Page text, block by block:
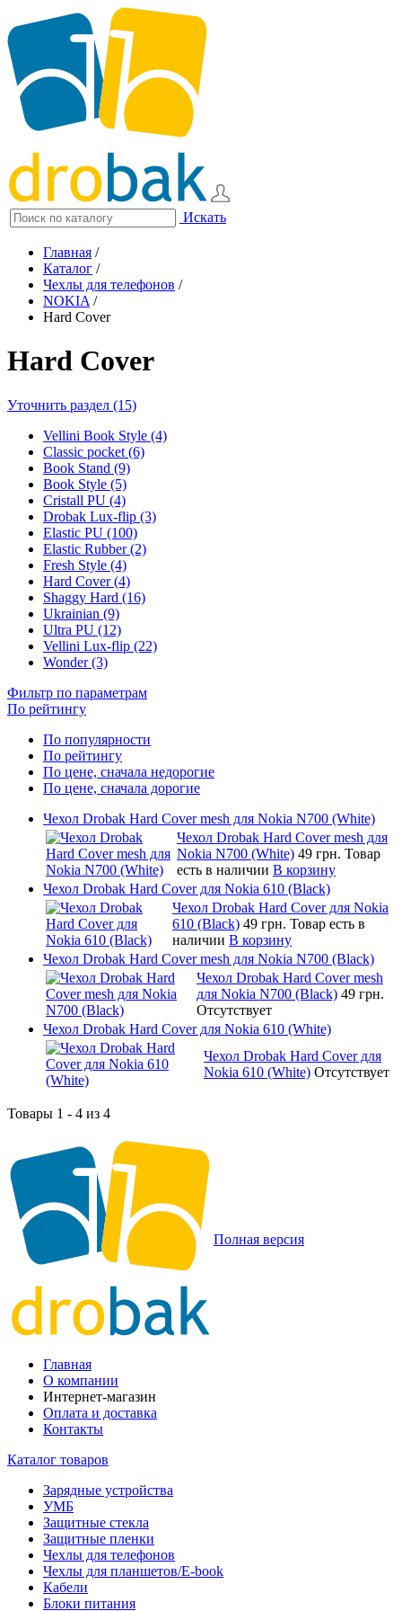
Искать
Главная /
Каталог /
Чехлы для телефонов /
NOKIA /
Hard Cover
Hard Cover
Уточнить раздел (15)
Vellini Book Style (4)
Classic pocket (6)
Book Stand (9)
Book Style (5)
Cristall PU (4)
Drobak Lux-flip (3)
Elastic PU (100)
Elastic Rubber (2)
Fresh Style (4)
Hard Cover (4)
Shaggy Hard (16)
Ukrainian (9)
Ultra PU (12)
Vellini Lux-flip (22)
Wonder (3)
Фильтр по параметрам
По рейтингу
По популярности
По рейтингу
По цене, сначала недорогие
По цене, сначала дорогие
Чехол Drobak Hard Cover mesh для Nokia N700 (White)
Чехол Drobak Hard Cover mesh для
Nokia N700 (White) 49 грн. Товар
есть в наличии В корзину
Чехол Drobak Hard Cover для Nokia 610 (Black)
Чехол Drobak Hard Cover для Nokia
610 (Black) 49 грн. Товар есть в
наличии В корзину
Чехол Drobak Hard Cover mesh для Nokia N700 (Black)
Чехол Drobak Hard Cover mesh
для Nokia N700 (Black) 49 грн.
Отсутствует
Чехол Drobak Hard Cover для Nokia 610 (White)
Чехол Drobak Hard Cover для
Nokia 610 (White) Отсутствует
Товары 1 - 4 из 4
Полная версия
Главная
О компании
Интернет-магазин
Оплата и доставка
Контакты
Каталог товаров
Зарядные устройства
УМБ
Защитные стекла
Защитные пленки
Чехлы для телефонов
Чехлы для планшетов/E-book
Кабели
Блоки питания